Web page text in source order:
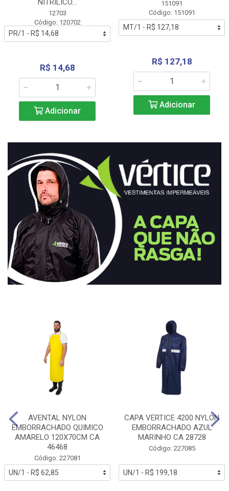
NITRÍLICO...
12703
Código: 120702
R$ 14,68
Adicionar
151091
Código: 151091
R$ 127,18
Adicionar
AVENTAL NYLON
EMBORRACHADO QUIMICO
AMARELO 120X70CM CA
46468
Código: 227081
CAPA VERTICE 4200 NYLON
EMBORRACHADO AZUL
MARINHO CA 28728
Código: 227085